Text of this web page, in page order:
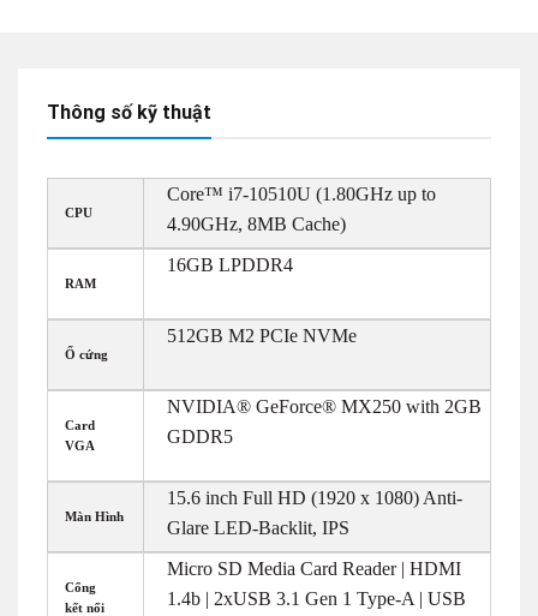
Thông số kỹ thuật
CPU
Core™ i7-10510U (1.80GHz up to
4.90GHz, 8MB Cache)
RAM
16GB LPDDR4
Ổ cứng
512GB M2 PCIe NVMe
Card
VGA
NVIDIA® GeForce® MX250 with 2GB
GDDR5
Màn Hình
15.6 inch Full HD (1920 x 1080) Anti-
Glare LED-Backlit, IPS
Cổng
kết nối
Micro SD Media Card Reader | HDMI
1.4b | 2xUSB 3.1 Gen 1 Type-A | USB